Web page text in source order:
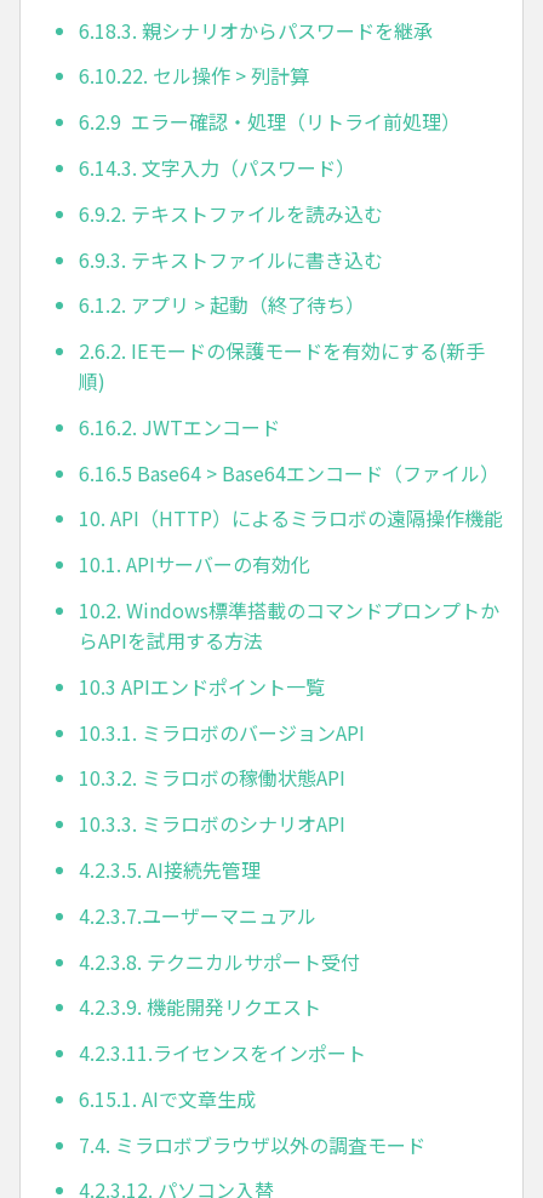
6.18.3. 親シナリオからパスワードを継承
6.10.22. セル操作 > 列計算
6.2.9 エラー確認・処理（リトライ前処理）
6.14.3. 文字入力（パスワード）
6.9.2. テキストファイルを読み込む
6.9.3. テキストファイルに書き込む
6.1.2. アプリ > 起動（終了待ち）
2.6.2. IEモードの保護モードを有効にする(新手
順)
6.16.2. JWTエンコード
6.16.5 Base64 > Base64エンコード（ファイル）
10. API（HTTP）によるミラロボの遠隔操作機能
10.1. APIサーバーの有効化
10.2. Windows標準搭載のコマンドプロンプトか
らAPIを試用する方法
10.3 APIエンドポイント一覧
10.3.1. ミラロボのバージョンAPI
10.3.2. ミラロボの稼働状態API
10.3.3. ミラロボのシナリオAPI
4.2.3.5. AI接続先管理
4.2.3.7.ユーザーマニュアル
4.2.3.8. テクニカルサポート受付
4.2.3.9. 機能開発リクエスト
4.2.3.11.ライセンスをインポート
6.15.1. AIで文章生成
7.4. ミラロボブラウザ以外の調査モード
4.2.3.12. パソコン入替